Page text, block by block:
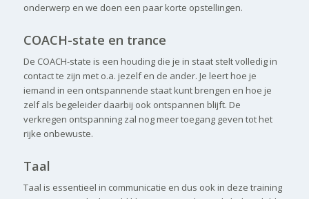
onderwerp en we doen een paar korte opstellingen.
COACH-state en trance
De COACH-state is een houding die je in staat stelt volledig in
contact te zijn met o.a. jezelf en de ander. Je leert hoe je
iemand in een ontspannende staat kunt brengen en hoe je
zelf als begeleider daarbij ook ontspannen blijft. De
verkregen ontspanning zal nog meer toegang geven tot het
rijke onbewuste.
Taal
Taal is essentieel in communicatie en dus ook in deze training